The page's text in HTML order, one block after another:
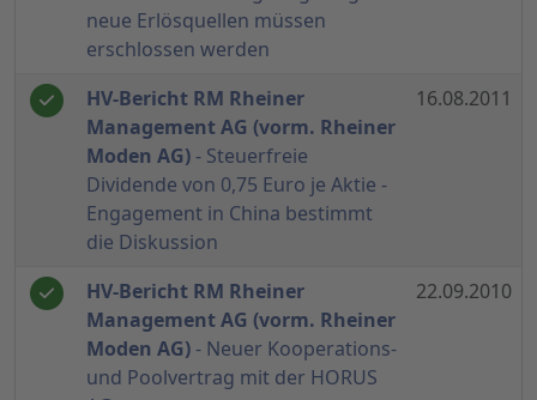
neue Erlösquellen müssen
erschlossen werden
HV-Bericht RM Rheiner
Management AG (vorm. Rheiner
Moden AG) - Steuerfreie
Dividende von 0,75 Euro je Aktie -
Engagement in China bestimmt
die Diskussion
16.08.2011
HV-Bericht RM Rheiner
Management AG (vorm. Rheiner
Moden AG)- Neuer Kooperations-
und Poolvertrag mit der HORUS
22.09.2010